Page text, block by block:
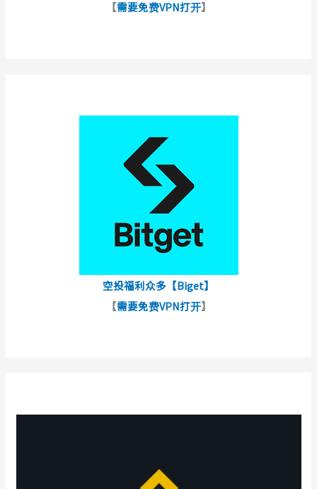
【需要免费VPN打开】
空投福利众多【Biget】
【需要免费VPN打开】